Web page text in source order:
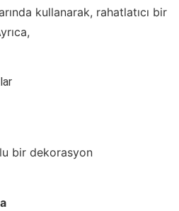
kullanarak, rahatlatıcı bir
bir dekorasyon